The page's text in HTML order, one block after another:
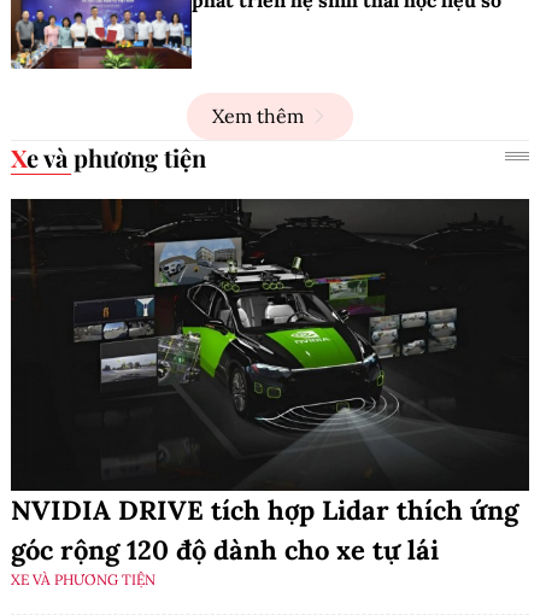
Xem thêm
Xe và phương tiện
NVIDIA DRIVE tích hợp Lidar thích ứng
góc rộng 120 độ dành cho xe tự lái
XE VÀ PHƯƠNG TIỆN